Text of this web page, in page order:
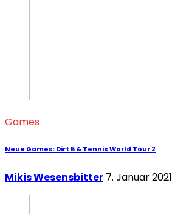
Games
Neue Games: Dirt 5 & Tennis World Tour 2
Mikis Wesensbitter 7. Januar 2021